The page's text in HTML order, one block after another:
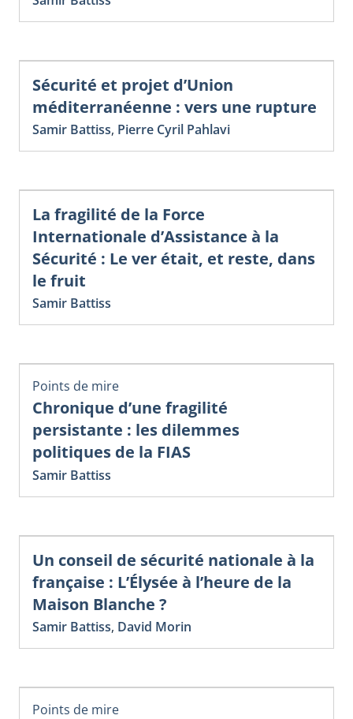
Sécurité et projet d’Union
méditerranéenne : vers une rupture
Samir Battiss, Pierre Cyril Pahlavi
La fragilité de la Force
Internationale d’Assistance à la
Sécurité : Le ver était, et reste, dans
le fruit
Samir Battiss
Points de mire
Chronique d’une fragilité
persistante : les dilemmes
politiques de la FIAS
Samir Battiss
Un conseil de sécurité nationale à la
française : L’Élysée à l’heure de la
Maison Blanche ?
Samir Battiss, David Morin
Points de mire